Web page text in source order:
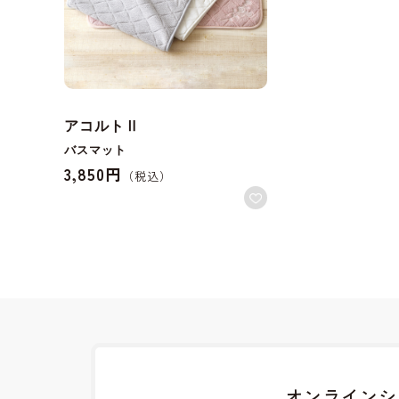
アコルトⅡ
バスマット
3,850円